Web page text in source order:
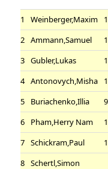
1 Weinberger,Maxim
2 Ammann,Samuel
3 Gubler,Lukas
4 Antonovych,Misha
5
Buriachenko,Illia
6
Pham,Herry Nam
7 Schickram,Paul
8 Schertl,Simon